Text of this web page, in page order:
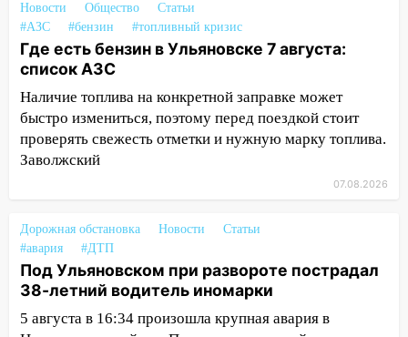
14:04
Жару смоет ливнями: прогноз
погоды в Ульяновской области на
выходные 8-9 августа
13:30
В Ульяновске транспортные
полицейские проведут акцию «Час
пассажира»
13:20 В Ульяновске за один день
13:01 В Димитровграде мужчина
выбросил из машины страйкбольную
гранату: его задержали
На Ульяновскую область
надвигается сильнейшая непогода: град
Новости Общество
Статьи
#АЗС
#бензин #топливный кризис
Где есть бензин в Ульяновске 7 августа:
список АЗС
Наличие топлива на конкретной заправке может
быстро измениться, поэтому перед поездкой стоит
проверять свежесть отметки и нужную марку топлива.
Заволжский
07.08.2026
Дорожная обстановка Новости
Статьи
#авария
#ДТП
Под Ульяновском при развороте пострадал
38-летний водитель иномарки
5 августа в 16:34 произошла крупная авария в